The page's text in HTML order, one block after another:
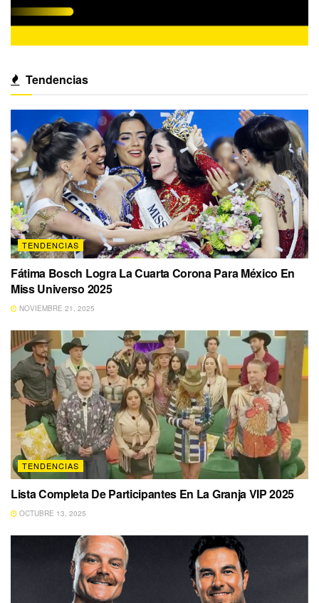
Tendencias
TENDENCIAS
Fátima Bosch Logra La Cuarta Corona Para México En
Miss Universo 2025
NOVIEMBRE 21, 2025
TENDENCIAS
Lista Completa De Participantes En La Granja VIP 2025
OCTUBRE 13, 2025